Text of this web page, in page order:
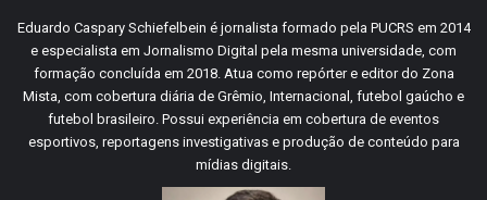
Eduardo Caspary Schiefelbein é jornalista formado pela PUCRS em 2014
e especialista em Jornalismo Digital pela mesma universidade, com
formação concluída em 2018. Atua como repórter e editor do Zona
Mista, com cobertura diária de Grêmio, Internacional, futebol gaúcho e
futebol brasileiro. Possui experiência em cobertura de eventos
esportivos, reportagens investigativas e produção de conteúdo para
mídias digitais.